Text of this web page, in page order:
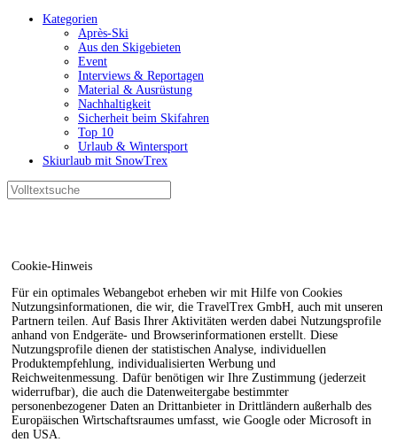
Cookie-Hinweis
Für ein optimales Webangebot erheben wir mit Hilfe von Cookies
Nutzungsinformationen, die wir, die TravelTrex GmbH, auch mit unseren
Partnern teilen. Auf Basis Ihrer Aktivitäten werden dabei Nutzungsprofile
anhand von Endgeräte- und Browserinformationen erstellt. Diese
Nutzungsprofile dienen der statistischen Analyse, individuellen
Produktempfehlung, individualisierten Werbung und
Reichweitenmessung. Dafür benötigen wir Ihre Zustimmung (jederzeit
widerrufbar), die auch die Datenweitergabe bestimmter
personenbezogener Daten an Drittanbieter in Drittländern außerhalb des
Europäischen Wirtschaftsraumes umfasst, wie Google oder Microsoft in
den USA.
Kategorien
Après-Ski
Aus den Skigebieten
Event
Interviews & Reportagen
Material & Ausrüstung
Nachhaltigkeit
Sicherheit beim Skifahren
Top 10
Urlaub & Wintersport
Skiurlaub mit SnowTrex